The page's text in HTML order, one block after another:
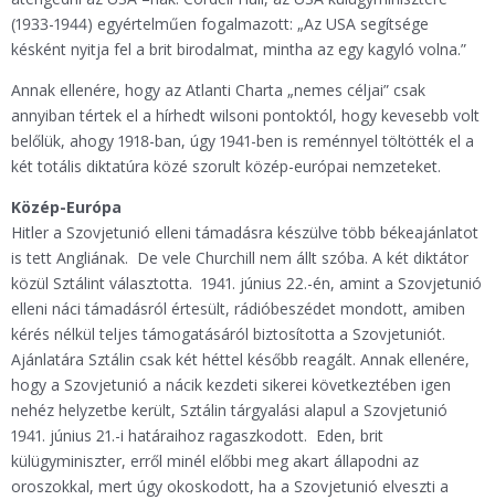
(1933-1944) egyértelműen fogalmazott: „Az USA segítsége
késként nyitja fel a brit birodalmat, mintha az egy kagyló volna.”
Annak ellenére, hogy az Atlanti Charta „nemes céljai” csak
annyiban tértek el a hírhedt wilsoni pontoktól, hogy kevesebb volt
belőlük, ahogy 1918-ban, úgy 1941-ben is reménnyel töltötték el a
két totális diktatúra közé szorult közép-európai nemzeteket.
Közép-Európa
Hitler a Szovjetunió elleni támadásra készülve több békeajánlatot
is tett Angliának. De vele Churchill nem állt szóba. A két diktátor
közül Sztálint választotta. 1941. június 22.-én, amint a Szovjetunió
elleni náci támadásról értesült, rádióbeszédet mondott, amiben
kérés nélkül teljes támogatásáról biztosította a Szovjetuniót.
Ajánlatára Sztálin csak két héttel később reagált. Annak ellenére,
hogy a Szovjetunió a nácik kezdeti sikerei következtében igen
nehéz helyzetbe került, Sztálin tárgyalási alapul a Szovjetunió
1941. június 21.-i határaihoz ragaszkodott. Eden, brit
külügyminiszter, erről minél előbbi meg akart állapodni az
oroszokkal, mert úgy okoskodott, ha a Szovjetunió elveszti a